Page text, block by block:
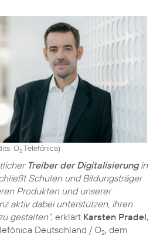
O2Telefónica)
Treiber der Digitalisierungin
Schulen und Bildungsträger
Produkten und unserer
aktiv dabei unterstützen, ihren
gestalten“, erklärt Karsten Pradel,
Deutschland / O2, dem